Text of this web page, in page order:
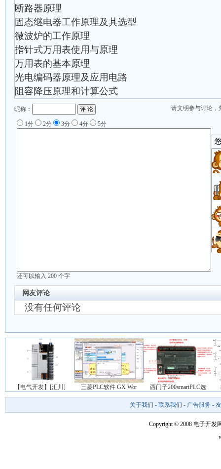
断路器原理
固态继电器工作原理及其选型
微波炉的工作原理
指针式万用表使用与原理
万用表的基本原理
光电编码器原理及应用电路
阻容降压原理和计算公式
请文明参与讨论，
昵称：
1分 2分 3分 4分 5分
还可以输入 200 个字
网友评论
没有任何评论
【电气开发】[汇川] 三菱PLC软件 GX Wor 西门子200smartPLC选
关于我们 - 联系我们 - 广告服务 -
Copyright © 2008 电子开发